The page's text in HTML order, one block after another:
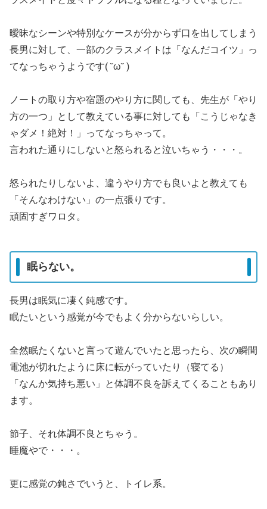
曖昧なシーンや特別なケースが分からず口を出してしまう
長男に対して、一部のクラスメイトは「なんだコイツ」っ
てなっちゃうようです( ˘ω˘ )
ノートの取り方や宿題のやり方に関しても、先生が「やり
方の一つ」として教えている事に対しても「こうじゃなき
ゃダメ！絶対！」ってなっちゃって。
言われた通りにしないと怒られると泣いちゃう・・・。
怒られたりしないよ、違うやり方でも良いよと教えても
「そんなわけない」の一点張りです。
頑固すぎワロタ。
眠らない。
長男は眠気に凄く鈍感です。
眠たいという感覚が今でもよく分からないらしい。
全然眠たくないと言って遊んでいたと思ったら、次の瞬間
電池が切れたように床に転がっていたり（寝てる）
「なんか気持ち悪い」と体調不良を訴えてくることもあり
ます。
節子、それ体調不良とちゃう。
睡魔やで・・・。
更に感覚の鈍さでいうと、トイレ系。